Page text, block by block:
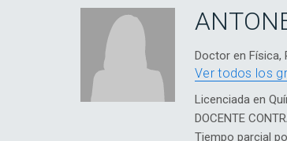
Doctor en Física,
Ver todos los
Licenciada en
DOCENTE
Tiempo parcial